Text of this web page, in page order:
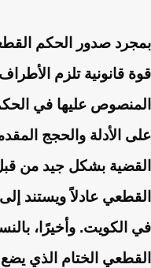
بمجرد صدور الحكم
قوة قانونية تلزم
المنصوص عليها في
على الأدلة والحجج
القضية بشكل جيد من
القطعي عادلاً ويستند
في الكويت. وأخيرًا،
القطعي الختام الذي يضع